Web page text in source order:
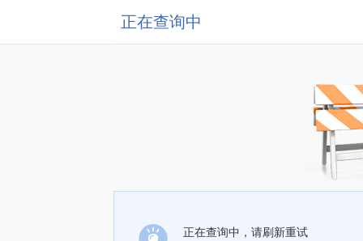
正在查询中
正在查询中，请刷新重试